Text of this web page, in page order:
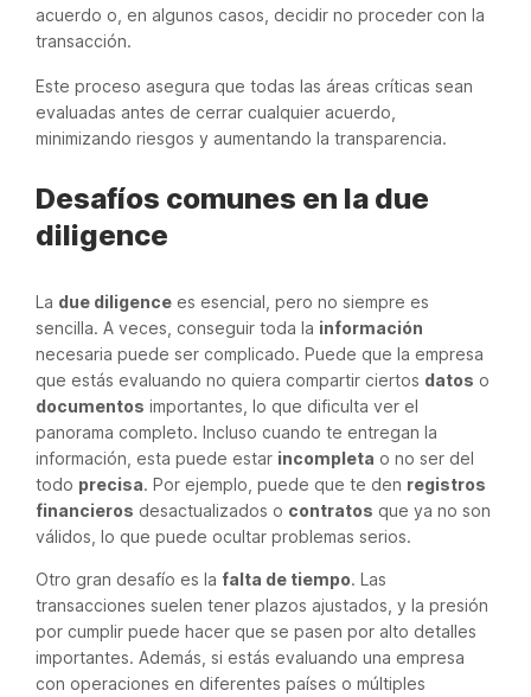
acuerdo o, en algunos casos, decidir no proceder con la
transacción.
Este proceso asegura que todas las áreas críticas sean
evaluadas antes de cerrar cualquier acuerdo,
minimizando riesgos y aumentando la transparencia.
Desafíos comunes en la due
diligence
La due diligence es esencial, pero no siempre es
sencilla. A veces, conseguir toda la información
necesaria puede ser complicado. Puede que la empresa
que estás evaluando no quiera compartir ciertos datos o
documentos importantes, lo que dificulta ver el
panorama completo. Incluso cuando te entregan la
información, esta puede estar incompleta o no ser del
todo precisa. Por ejemplo, puede que te den registros
financieros desactualizados o contratos que ya no son
válidos, lo que puede ocultar problemas serios.
Otro gran desafío es la falta de tiempo. Las
transacciones suelen tener plazos ajustados, y la presión
por cumplir puede hacer que se pasen por alto detalles
importantes. Además, si estás evaluando una empresa
con operaciones en diferentes países o múltiples